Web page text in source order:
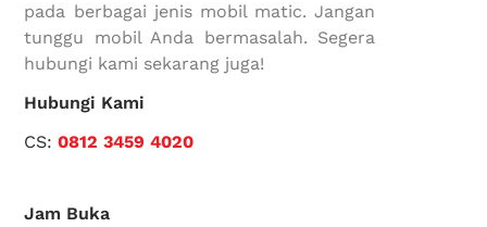
pada berbagai jenis mobil matic. Jangan
tunggu mobil Anda bermasalah. Segera
hubungi kami sekarang juga!
Hubungi Kami
CS:0812 3459 4020
Jam Buka